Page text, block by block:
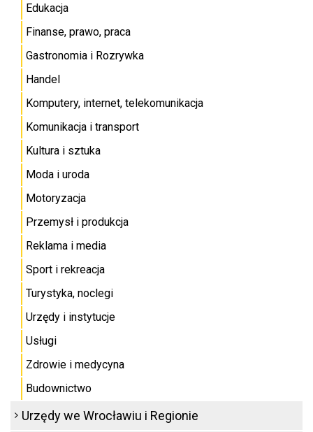
Edukacja
Finanse, prawo, praca
Gastronomia i Rozrywka
Handel
Komputery, internet, telekomunikacja
Komunikacja i transport
Kultura i sztuka
Moda i uroda
Motoryzacja
Przemysł i produkcja
Reklama i media
Sport i rekreacja
Turystyka, noclegi
Urzędy i instytucje
Usługi
Zdrowie i medycyna
Budownictwo
Urzędy we Wrocławiu i Regionie